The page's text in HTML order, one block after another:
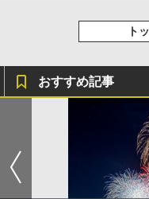
ト
おすすめ記事